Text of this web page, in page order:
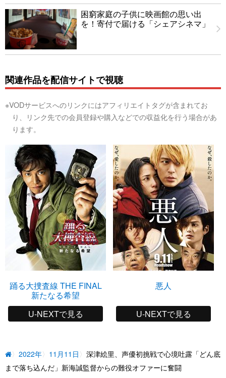
困窮家庭の子供に映画館の思い出
を！寄付で届ける「シェアシネマ」
関連作品を配信サイトで視聴
※VODサービスへのリンクにはアフィリエイトタグが含まれてお
り、リンク先での会員登録や購入などでの収益化を行う場合があ
ります。
踊る大捜査線 THE FINAL
新たなる希望
U-NEXTで見る
悪人
U-NEXTで見る
2022年 11月11日
深津絵里、声優初挑戦で心境吐露「どん底
まで落ち込んだ」新海誠監督からの難役オファーに奮闘